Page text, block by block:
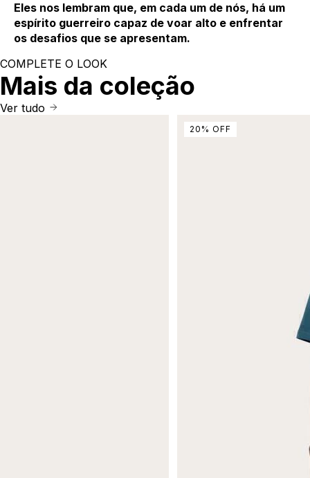
Eles nos lembram que, em cada um de nós, há um
espírito guerreiro capaz de voar alto e enfrentar
os desafios que se apresentam.
COMPLETE O LOOK
Mais da coleção
Ver tudo
20 % OFF